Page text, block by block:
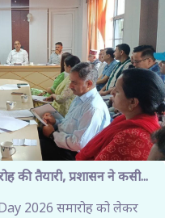
की तैयारी, प्रशासन ने कसी...
2026 समारोह को लेकर